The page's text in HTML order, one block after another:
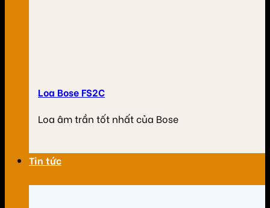
Loa Bose FS2C
Loa âm trần tốt nhất của Bose
Tin tức